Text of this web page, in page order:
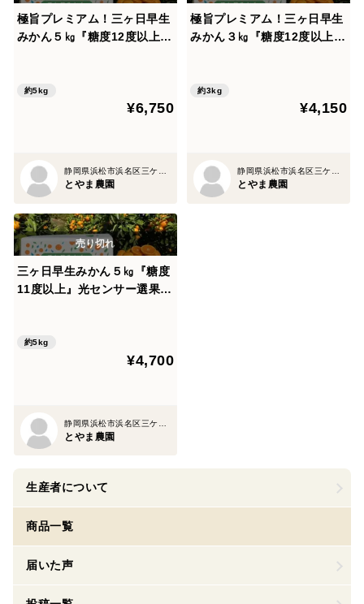
極旨プレミアム！三ヶ日早生
みかん５㎏『糖度12度以上』
約5kg
¥6,750
とやま農園
極旨プレミアム！三ヶ日早生
みかん３㎏『糖度12度以上』
約3kg
¥4,150
とやま農園
三ヶ日早生みかん５㎏『糖度
11度以上』光センサー選果
約5kg
¥4,700
とやま農園
生産者について
商品一覧
届いた声